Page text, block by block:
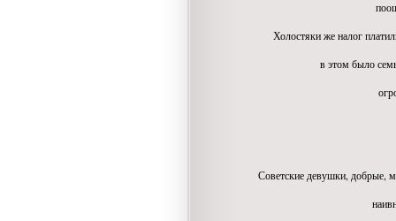
поощряло по -
Холостяки же налог
в этом было семьи...
огромное
Советские девушки, добрые,
наивные и